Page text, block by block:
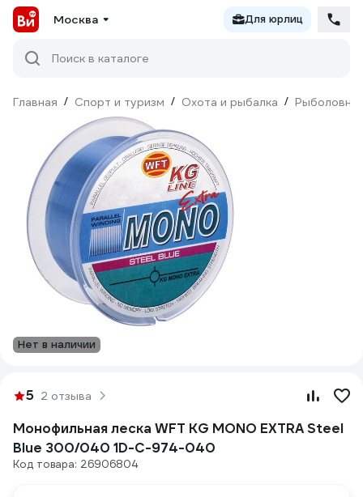
Москва Для юрлиц
Поиск в каталоге
Главная / Спорт и туризм / Охота и рыбалка /
Нет в наличии
5 2 отзыва
Монофильная леска WFT KG MONO EXTRA Steel
Blue 300/040 1D-C-974-040
Код товара: 26906804